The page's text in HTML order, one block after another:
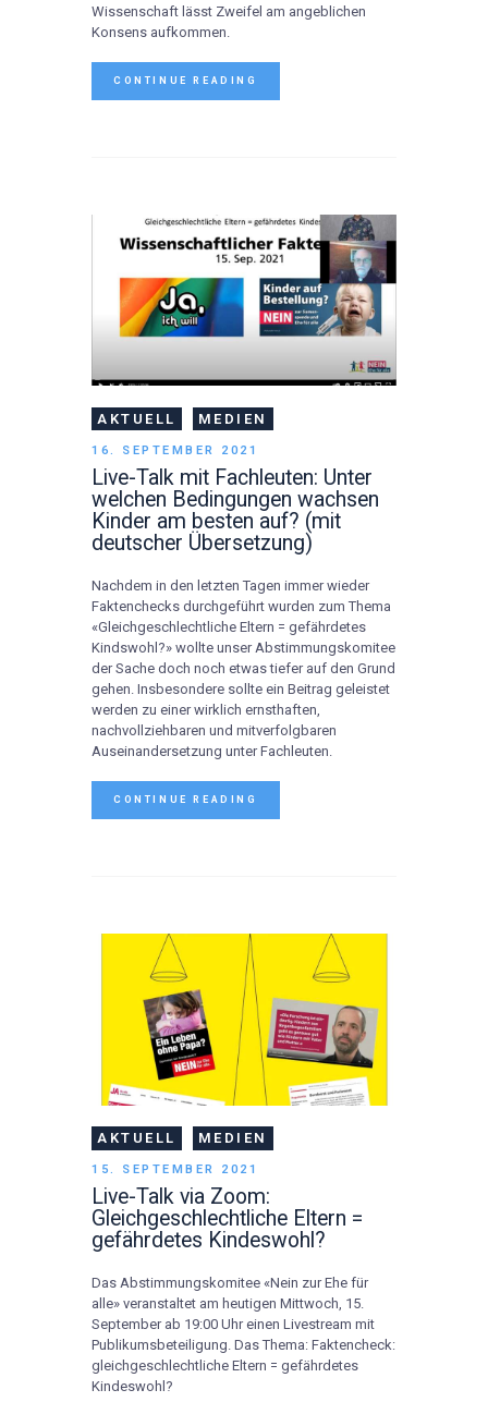
Wissenschaft lässt Zweifel am angeblichen
Konsens aufkommen.
CONTINUE READING
AKTUELL MEDIEN
16. SEPTEMBER 2021
Live-Talk mit Fachleuten: Unter
welchen Bedingungen wachsen
Kinder am besten auf? (mit
deutscher Übersetzung)
Nachdem in den letzten Tagen immer wieder
Faktenchecks durchgeführt wurden zum Thema
«Gleichgeschlechtliche Eltern = gefährdetes
Kindswohl?» wollte unser Abstimmungskomitee
der Sache doch noch etwas tiefer auf den Grund
gehen. Insbesondere sollte ein Beitrag geleistet
werden zu einer wirklich ernsthaften,
nachvollziehbaren und mitverfolgbaren
Auseinandersetzung unter Fachleuten.
CONTINUE READING
AKTUELL MEDIEN
15. SEPTEMBER 2021
Live-Talk via Zoom:
Gleichgeschlechtliche Eltern =
gefährdetes Kindeswohl?
Das Abstimmungskomitee «Nein zur Ehe für
alle» veranstaltet am heutigen Mittwoch, 15.
September ab 19:00 Uhr einen Livestream mit
Publikumsbeteiligung. Das Thema: Faktencheck:
gleichgeschlechtliche Eltern = gefährdetes
Kindeswohl?